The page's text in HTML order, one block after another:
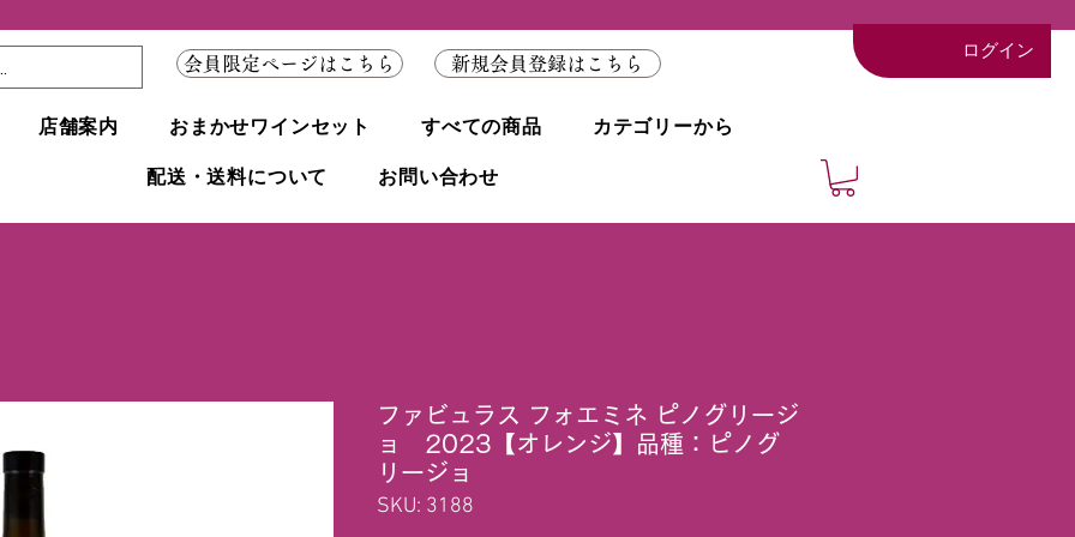
ログイン
会員限定ページはこちら 新規会員登録はこちら
店舗案内 おまかせワインセット すべての商品 カテゴリーから
配送・送料について お問い合わせ
ファビュラス フォエミネ ピノグリージ
ョ 2023【オレンジ】品種：ピノグ
リージョ
SKU: 3188